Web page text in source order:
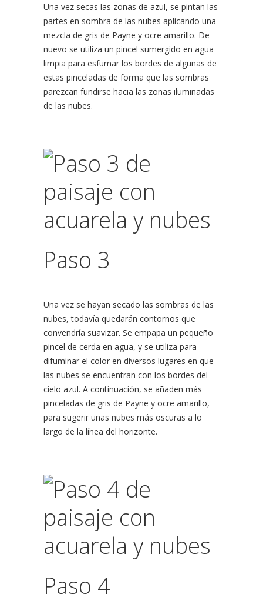
Una vez secas las zonas de azul, se pintan las
partes en sombra de las nubes aplicando una
mezcla de gris de Payne y ocre amarillo. De
nuevo se utiliza un pincel sumergido en agua
limpia para esfumar los bordes de algunas de
estas pinceladas de forma que las sombras
parezcan fundirse hacia las zonas iluminadas
de las nubes.
Paso 3
Una vez se hayan secado las sombras de las
nubes, todavía quedarán contornos que
convendría suavizar. Se empapa un pequeño
pincel de cerda en agua, y se utiliza para
difuminar el color en diversos lugares en que
las nubes se encuentran con los bordes del
cielo azul. A continuación, se añaden más
pinceladas de gris de Payne y ocre amarillo,
para sugerir unas nubes más oscuras a lo
largo de la línea del horizonte.
Paso 4